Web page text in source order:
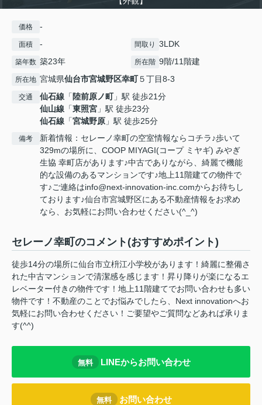
価格 -
面積 - 間取り 3LDK
築年数 築23年 所在階 9階/11階建
所在地 宮城県仙台市宮城野区幸町５丁目8-3
交通 仙石線 「 陸前原ノ町」駅 徒歩21分
仙山線 「東照宮 」駅 徒歩23分
仙石線 「宮城野原 」駅 徒歩25分
備考
新着情報：セレーノ幸町の空室情報ならコチラ♪歩いて
329mの場所に、COOP MIYAGI(コープ ミヤギ) みやぎ
生協 幸町店があります♪中古でありながら、綺麗で機能
的な設備のあるマンションです♪地上11階建ての物件で
す♪ご連絡はinfo@next-innovation-inc.comからお待ちし
ております♪仙台市宮城野区にある不動産情報をお求め
なら、お気軽にお問い合わせください(^_^)
セレーノ幸町のコメント(おすすめポイント)
徒歩14分の場所に仙台市立枡江小学校があります！綺麗に整備さ
れた中古マンションで清潔感を感じます！昇り降りが楽になるエ
レベーター付きの物件です！地上11階建てでお問い合わせも多い
物件です！不動産のことでお悩みでしたら、Next innovationへお
気軽にお問い合わせください！ご要望やご質問などあれば承りま
す(^^)
無料 LINEからお問い合わせ
無料 お問い合わせ